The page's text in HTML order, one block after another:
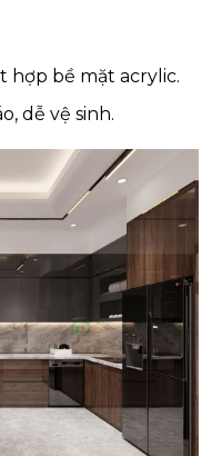
hợp bề mặt acrylic.
dễ vệ sinh.